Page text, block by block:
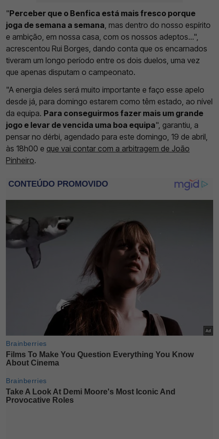
"Perceber que o Benfica está mais fresco porque
joga de semana a semana, mas dentro do nosso espírito
e ambição, em nossa casa, com os nossos adeptos...",
acrescentou Rui Borges, dando conta que os encarnados
tiveram um longo período entre os dois duelos, uma vez
que apenas disputam o campeonato.
"A energia deles será muito importante e faço esse apelo
desde já, para domingo estarem como têm estado, ao nível
da equipa. Para conseguirmos fazer mais um grande
jogo e levar de vencida uma boa equipa", garantiu, a
pensar no dérbi, agendado para este domingo, 19 de abril,
às 18h00 e que vai contar com a arbitragem de João
Pinheiro.